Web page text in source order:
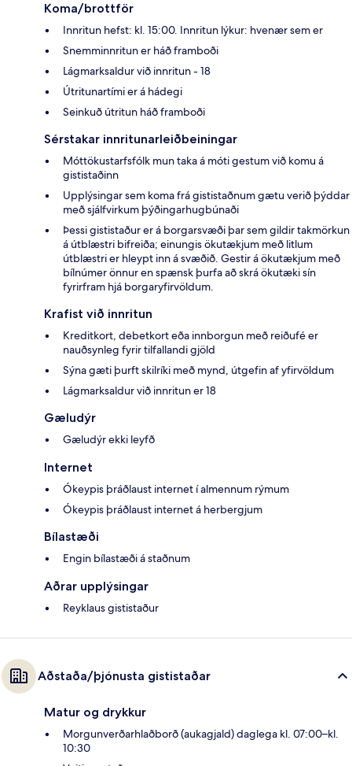
Koma/brottför
Innritun hefst: kl. 15:00. Innritun lýkur: hvenær sem er
Snemminnritun er háð framboði
Lágmarksaldur við innritun - 18
Útritunartími er á hádegi
Seinkuð útritun háð framboði
Sérstakar innritunarleiðbeiningar
Móttökustarfsfólk mun taka á móti gestum við komu á
gististaðinn
Upplýsingar sem koma frá gististaðnum gætu verið þýddar
með sjálfvirkum þýðingarhugbúnaði
Þessi gististaður er á borgarsvæði þar sem gildir takmörkun
á útblæstri bifreiða; einungis ökutækjum með litlum
útblæstri er hleypt inn á svæðið. Gestir á ökutækjum með
bílnúmer önnur en spænsk þurfa að skrá ökutæki sín
fyrirfram hjá borgaryfirvöldum.
Krafist við innritun
Kreditkort, debetkort eða innborgun með reiðufé er
nauðsynleg fyrir tilfallandi gjöld
Sýna gæti þurft skilríki með mynd, útgefin af yfirvöldum
Lágmarksaldur við innritun er 18
Gæludýr
Gæludýr ekki leyfð
Internet
Ókeypis þráðlaust internet í almennum rýmum
Ókeypis þráðlaust internet á herbergjum
Bílastæði
Engin bílastæði á staðnum
Aðrar upplýsingar
Reyklaus gististaður
Aðstaða/þjónusta gististaðar
Matur og drykkur
Morgunverðarhlaðborð (aukagjald) daglega kl. 07:00–kl.
10:30